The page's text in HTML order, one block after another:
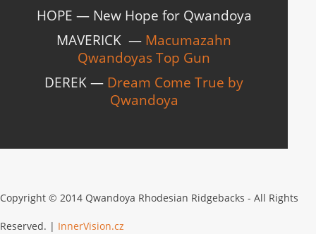
HOPE — New Hope for Qwandoya
MAVERICK — Macumazahn
Qwandoyas Top Gun
DEREK — Dream Come True by
Qwandoya
Copyright © 2014 Qwandoya Rhodesian Ridgebacks - All Rights
Reserved. | InnerVision.cz